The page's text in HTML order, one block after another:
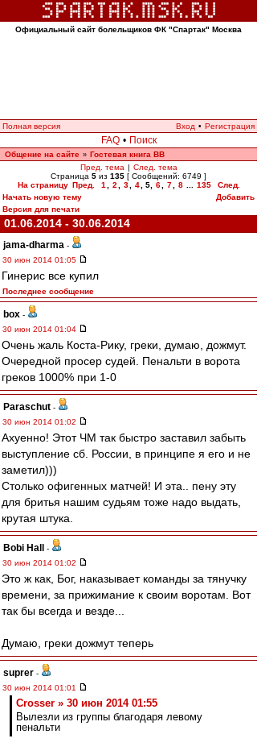
Официальный сайт болельщиков ФК "Спартак" Москва
Полная версия Вход • Регистрация
FAQ • Поиск
Общение на сайте » Гостевая книга ВВ
Пред. тема | След. тема
Страница 5 из 135 [ Сообщений: 6749 ]
На страницу Пред. 1 2 3 4 5, 6 7 8 135
След.
Начать новую тему
Добавить
Версия для печати
01.06.2014 - 30.06.2014
jama-dharma -
30 июн 2014 01:05
Гинерис все купил
Последнее сообщение
box -
30 июн 2014 01:04
Очень жаль Коста-Рику, греки, думаю, дожмут.
Очередной просер судей. Пенальти в ворота
греков 1000% при 1-0
Paraschut -
30 июн 2014 01:02
Ахуенно! Этот ЧМ так быстро заставил забыть
выступление сб. России, в принципе я его и не
заметил)))
Столько офигенных матчей! И эта.. пену эту
для бритья нашим судьям тоже надо выдать,
крутая штука.
Bobi Hall
-
30 июн 2014 01:02
Это ж как, Бог, наказывает команды за тянучку
времени, за прижимание к своим воротам. Вот
так бы всегда и везде...
Думаю, греки дожмут теперь
suprer -
30 июн 2014 01:01
Crosser » 30 июн 2014 01:55
Вылезли из группы благодаря левому
пенальти